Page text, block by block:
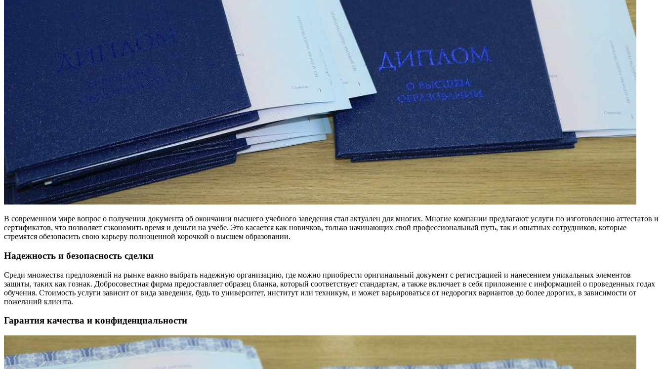
В современном мире вопрос о получении документа об окончании высшего учебного заведения стал актуален для многих. Многие компании предлагают услуги по изготовлению аттестатов и
сертификатов, что позволяет сэкономить время и деньги на учебе. Это касается как новичков, только начинающих свой профессиональный путь, так и опытных сотрудников, которые
стремятся обезопасить свою карьеру полноценной корочкой о высшем образовании.
Надежность и безопасность сделки
Среди множества предложений на рынке важно выбрать надежную организацию, где можно приобрести оригинальный документ с регистрацией и нанесением уникальных элементов
защиты, таких как гознак. Добросовестная фирма предоставляет образец бланка, который соответствует стандартам, а также включает в себя приложение с информацией о проведенных годах
обучения. Стоимость услуги зависит от вида заведения, будь то университет, институт или техникум, и может варьироваться от недорогих вариантов до более дорогих, в зависимости от
пожеланий клиента.
Гарантия качества и конфиденциальности